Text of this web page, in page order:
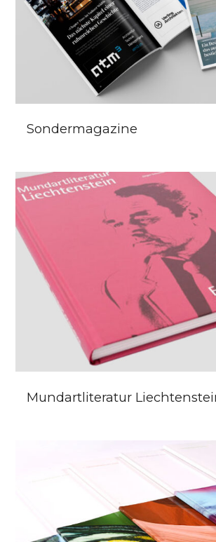
Sondermagazine
Mundartliteratur